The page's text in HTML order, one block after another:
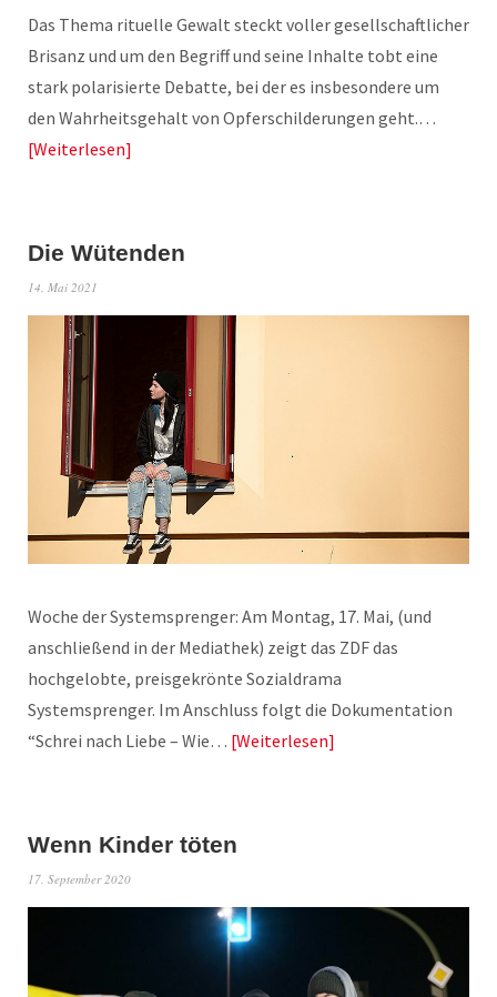
Das Thema rituelle Gewalt steckt voller gesellschaftlicher
Brisanz und um den Begriff und seine Inhalte tobt eine
stark polarisierte Debatte, bei der es insbesondere um
den Wahrheitsgehalt von Opferschilderungen geht.…
Weiterlesen
Die Wütenden
14. Mai 2021
Woche der Systemsprenger: Am Montag, 17. Mai, (und
anschließend in der Mediathek) zeigt das ZDF das
hochgelobte, preisgekrönte Sozialdrama
Systemsprenger. Im Anschluss folgt die Dokumentation
“Schrei nach Liebe – Wie… Weiterlesen
Wenn Kinder töten
17. September 2020